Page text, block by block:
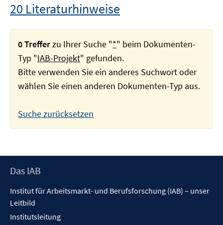
20 Literaturhinweise
0 Trefferzu Ihrer Suche "*" beim Dokumenten-
Typ "IAB-Projekt" gefunden.
Bitte verwenden Sie ein anderes Suchwort oder
wählen Sie einen anderen Dokumenten-Typ aus.
Suche zurücksetzen
Footer
Das IAB
Institut für Arbeitsmarkt- und Berufsforschung (IAB) – unser
Leitbild
Institutsleitung